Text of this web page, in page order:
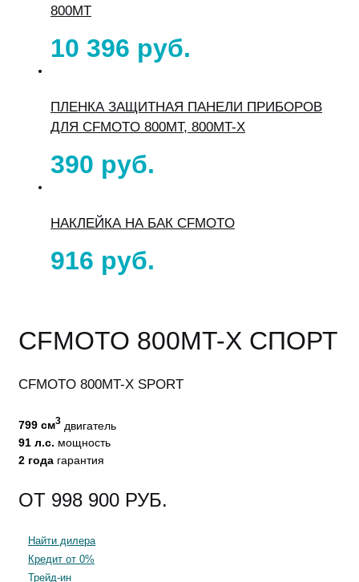
800MT
10 396
ПЛЕНКА ЗАЩИТНАЯ ПАНЕЛИ ПРИБОРОВ
ДЛЯ CFMOTO 800MT, 800MT-X
390
НАКЛЕЙКА НА БАК CFMOTO
916
CFMOTO 800MT-X СПОРТ
CFMOTO 800MT-X SPORT
799 см3 двигатель
91 л.с. мощность
2 года гарантия
998 900
Найти дилера
Кредит от 0%
Трейд-ин